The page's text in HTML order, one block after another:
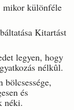
mikor különféle
Kitartást
legyen, hogy
nélkûl.
és
néki.